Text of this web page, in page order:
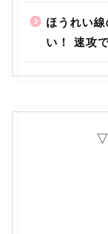
ほうれい
い！ 速攻
▽